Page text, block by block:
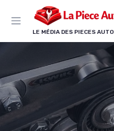
LE MÉDIA DES PIECES AUTO
Panneau de gestion des cookies